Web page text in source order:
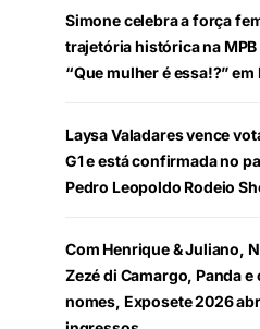
Simone celebra a força
trajetória histórica na
“Que mulher é essa!?”
Laysa Valadares vence
G1 e está confirmada no
Pedro Leopoldo Rodeio
Com Henrique & Juliano,
Zezé di Camargo, Panda
nomes, Exposete 2026